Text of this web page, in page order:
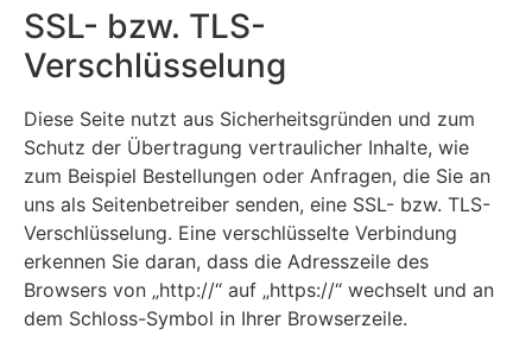
SSL- bzw. TLS-
Verschlüsselung
Diese Seite nutzt aus Sicherheitsgründen und zum
Schutz der Übertragung vertraulicher Inhalte, wie
zum Beispiel Bestellungen oder Anfragen, die Sie an
uns als Seitenbetreiber senden, eine SSL- bzw. TLS-
Verschlüsselung. Eine verschlüsselte Verbindung
erkennen Sie daran, dass die Adresszeile des
Browsers von „http://“ auf „https://“ wechselt und an
dem Schloss-Symbol in Ihrer Browserzeile.